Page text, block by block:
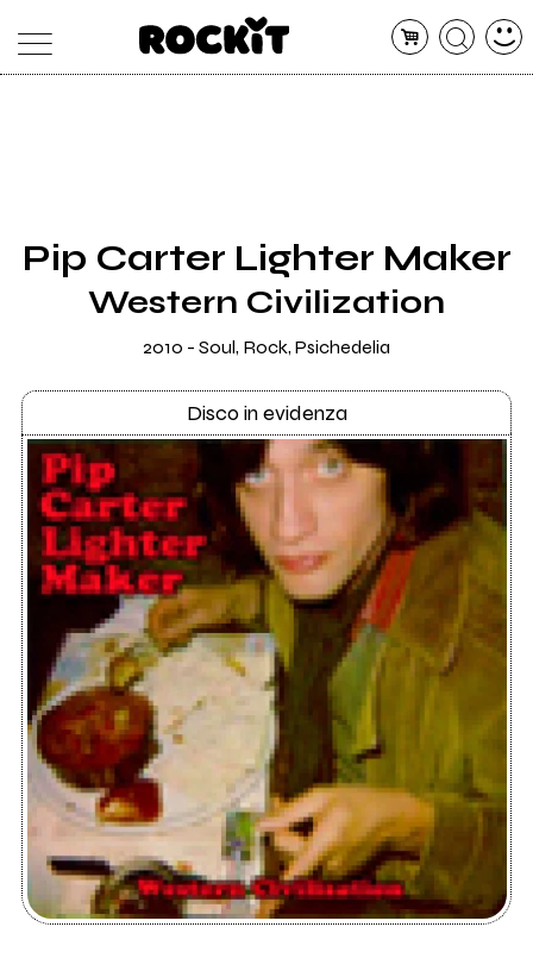
SHOP
RADIO
Pip Carter Lighter Maker
Western Civilization
2010 - Soul, Rock, Psichedelia
Disco in evidenza